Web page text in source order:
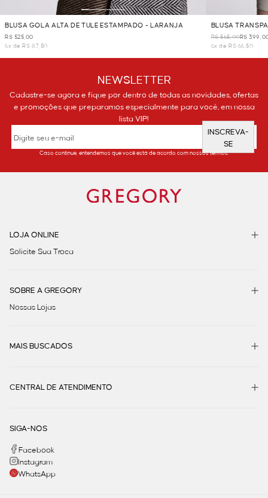
BLUSA GOLA ALTA DE TULE ESTAMPADO - LARANJA
R$ 525,00
6x de R$ 87,50
BLUSA
R$ 565,00R$
6x de R$ 66,50
NEWSLETTER
Cadastre-se agora e fique por dentro de todas as novidades, ofertas
e promoções que preparamos especialmente para você, em nossa
lista VIP!
INSCREVA-
SE
Caso continue, entendemos que você está de acordo com nossos termos.
LOJA ONLINE
Solicite Sua Troca
SOBRE A GREGORY
Nossas Lojas
MAIS BUSCADOS
CENTRAL DE ATENDIMENTO
SIGA-NOS
Facebook
Instagram
WhatsApp